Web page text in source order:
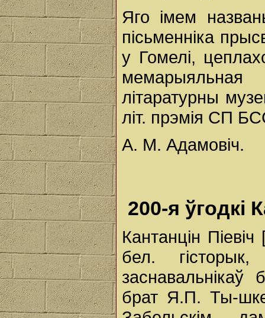
Яго імем
пісьменніка
у Гомелі,
літаратурны
літ. прэмія СП
А. М. Адамовіч.
200-я ўгодкі
Кантанцін
бел.
заснавальнікаў
брат Я.П. Ты-